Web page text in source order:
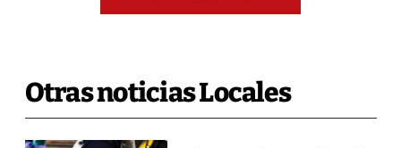
Otras noticias Locales